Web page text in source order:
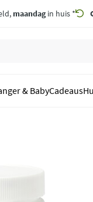
maandagin huis *
& BabyCadeaus